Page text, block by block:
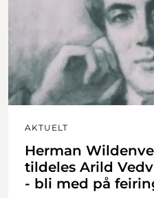
AKTUELT
Herman
tildeles Arild
- bli med på